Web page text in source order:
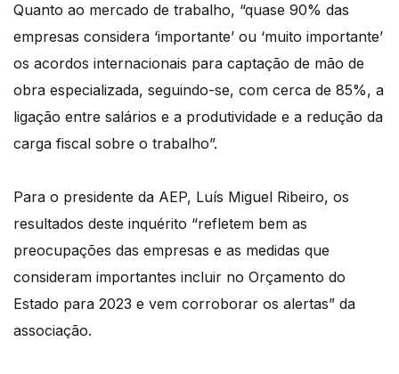
Quanto ao mercado de trabalho, “quase 90% das
empresas considera ‘importante’ ou ‘muito importante’
os acordos internacionais para captação de mão de
obra especializada, seguindo-se, com cerca de 85%, a
ligação entre salários e a produtividade e a redução da
carga fiscal sobre o trabalho”.
Para o presidente da AEP, Luís Miguel Ribeiro, os
resultados deste inquérito “refletem bem as
preocupações das empresas e as medidas que
consideram importantes incluir no Orçamento do
Estado para 2023 e vem corroborar os alertas” da
associação.